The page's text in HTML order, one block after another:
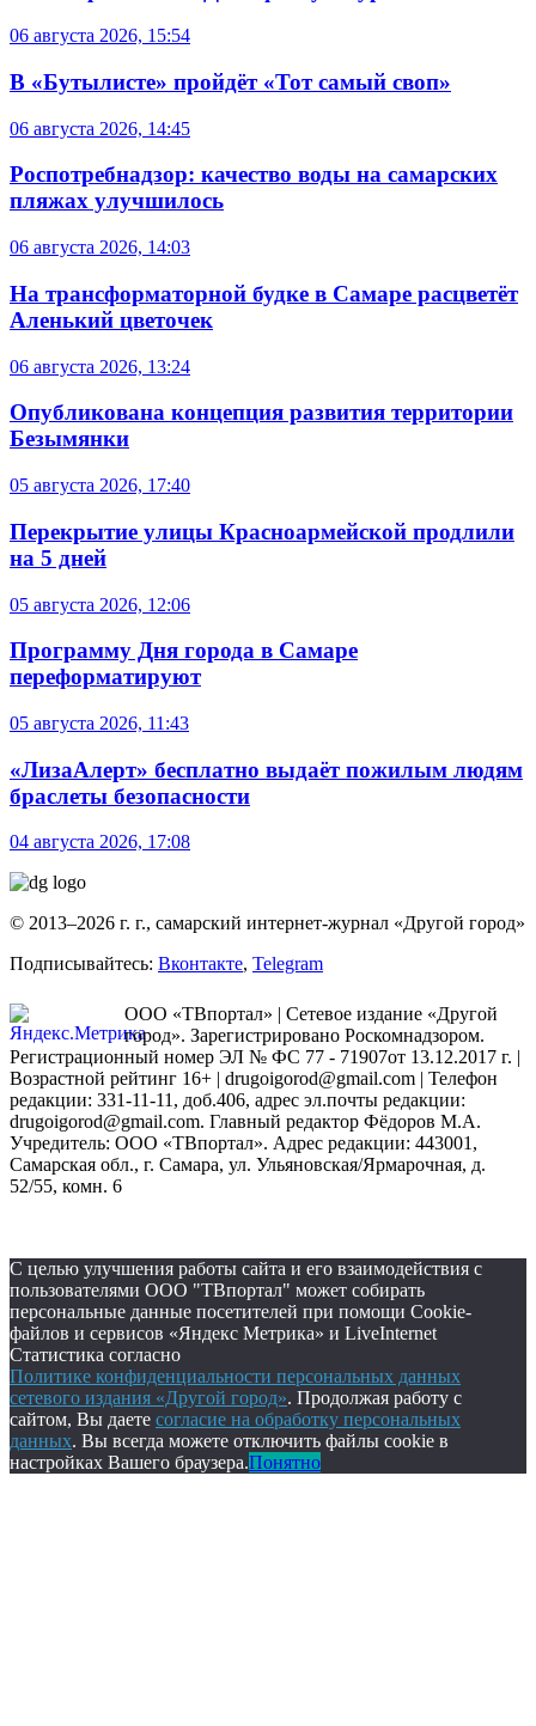
06 августа 2026, 15:54
В «Бутылисте» пройдёт «Тот самый своп»
06 августа 2026, 14:45
Роспотребнадзор: качество воды на самарских
пляжах улучшилось
06 августа 2026, 14:03
На трансформаторной будке в Самаре расцветёт
Аленький цветочек
06 августа 2026, 13:24
Опубликована концепция развития территории
Безымянки
05 августа 2026, 17:40
Перекрытие улицы Красноармейской продлили
на 5 дней
05 августа 2026, 12:06
Программу Дня города в Самаре
переформатируют
05 августа 2026, 11:43
«ЛизаАлерт» бесплатно выдаёт пожилым людям
браслеты безопасности
04 августа 2026, 17:08
© 2013–2026 г. г., самарский интернет-журнал «Другой город»
Подписывайтесь: Вконтакте, Telegram
ООО «ТВпортал» | Сетевое издание «Другой
город». Зарегистрировано Роскомнадзором.
Регистрационный номер ЭЛ № ФС 77 - 71907от 13.12.2017 г. |
Возрастной рейтинг 16+ | drugoigorod@gmail.com | Телефон
редакции: 331-11-11, доб.406, адрес эл.почты редакции:
drugoigorod@gmail.com. Главный редактор Фёдоров М.А.
Учредитель: ООО «ТВпортал». Адрес редакции: 443001,
Самарская обл., г. Самара, ул. Ульяновская/Ярмарочная, д.
52/55, комн. 6
С целью улучшения работы сайта и его взаимодействия с
пользователями ООО "ТВпортал" может собирать
персональные данные посетителей при помощи Cookie-
файлов и сервисов «Яндекс Метрика» и LiveInternet
Статистика согласно
Политике конфиденциальности персональных данных
сетевого издания «Другой город». Продолжая работу с
сайтом, Вы даете согласие на обработку персональных
данных. Вы всегда можете отключить файлы cookie в
настройках Вашего браузера.Понятно